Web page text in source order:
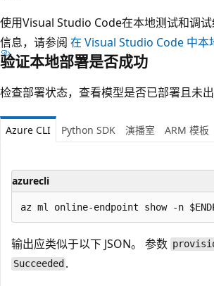
使用Visual Studio Code在本地测试和调
信息，请参阅 在 Visual Studio Code 中本
验证本地部署是否成功
检查部署状态，查看模型是否已部署且未出
Azure CLI Python SDK 演播室 ARM 模板
azurecli
输出应类似于以下 JSON。 参数
Succeeded .